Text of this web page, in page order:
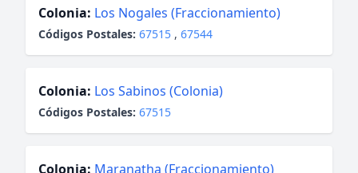
Colonia: Los Nogales (Fraccionamiento)
Códigos Postales: 67515 , 67544
Colonia: Los Sabinos (Colonia)
Códigos Postales: 67515
Colonia: Maranatha (Fraccionamiento)